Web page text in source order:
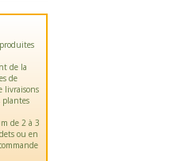
de la
de
livraisons
de 2 à 3
ou en